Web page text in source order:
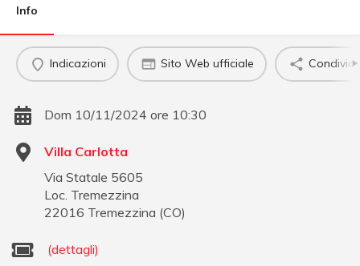
Info
Indicazioni Sito Web ufficiale Condividi
Dom 10/11/2024 ore 10:30
Villa Carlotta
Via Statale 5605
Loc. Tremezzina
22016 Tremezzina (CO)
(dettagli)